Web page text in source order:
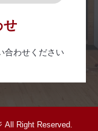
せ
合わせください
All Right Reserved.